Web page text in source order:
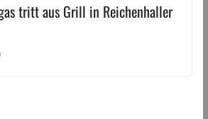
tritt aus Grill in Reichenhaller